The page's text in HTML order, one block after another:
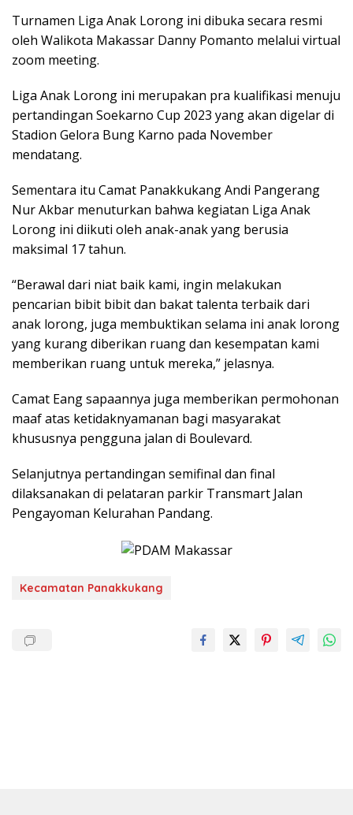
Turnamen Liga Anak Lorong ini dibuka secara resmi
oleh Walikota Makassar Danny Pomanto melalui virtual
zoom meeting.
Liga Anak Lorong ini merupakan pra kualifikasi menuju
pertandingan Soekarno Cup 2023 yang akan digelar di
Stadion Gelora Bung Karno pada November
mendatang.
Sementara itu Camat Panakkukang Andi Pangerang
Nur Akbar menuturkan bahwa kegiatan Liga Anak
Lorong ini diikuti oleh anak-anak yang berusia
maksimal 17 tahun.
“Berawal dari niat baik kami, ingin melakukan
pencarian bibit bibit dan bakat talenta terbaik dari
anak lorong, juga membuktikan selama ini anak lorong
yang kurang diberikan ruang dan kesempatan kami
memberikan ruang untuk mereka,” jelasnya.
Camat Eang sapaannya juga memberikan permohonan
maaf atas ketidaknyamanan bagi masyarakat
khususnya pengguna jalan di Boulevard.
Selanjutnya pertandingan semifinal dan final
dilaksanakan di pelataran parkir Transmart Jalan
Pengayoman Kelurahan Pandang.
Kecamatan Panakkukang